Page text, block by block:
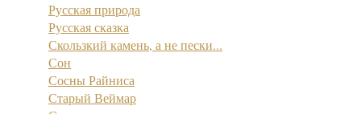
Русская природа
Русская сказка
Скользкий камень, а не пески...
Сон
Сосны Райниса
Старый Веймар